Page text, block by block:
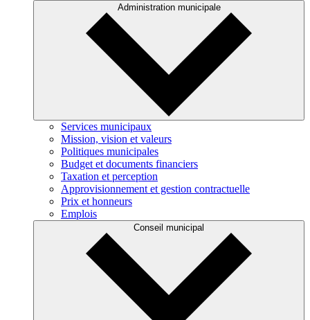
Administration municipale
Services municipaux
Mission, vision et valeurs
Politiques municipales
Budget et documents financiers
Taxation et perception
Approvisionnement et gestion contractuelle
Prix et honneurs
Emplois
Conseil municipal